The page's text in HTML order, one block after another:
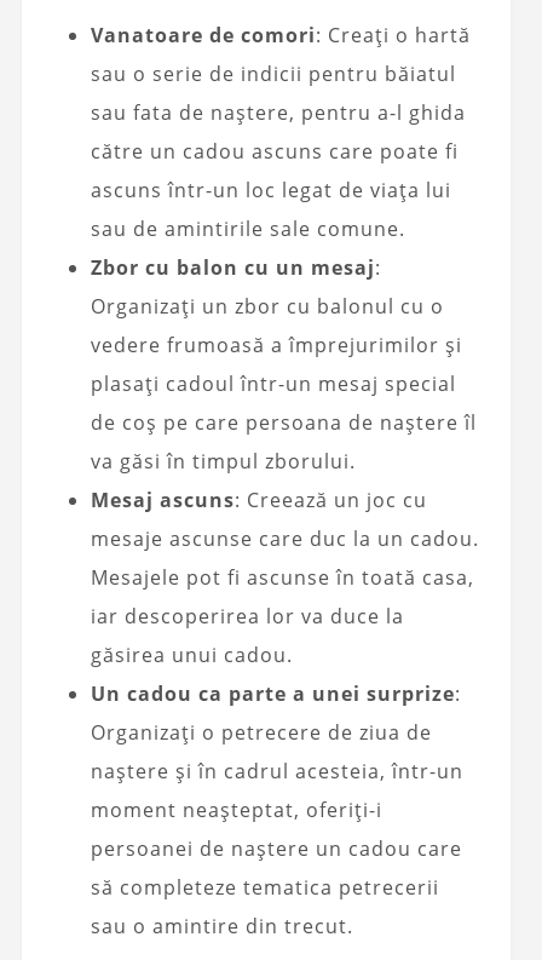
Vanatoare de comori: Creați o hartă
sau o serie de indicii pentru băiatul
sau fata de naștere, pentru a-l ghida
către un cadou ascuns care poate fi
ascuns într-un loc legat de viața lui
sau de amintirile sale comune.
Zbor cu balon cu un mesaj:
Organizați un zbor cu balonul cu o
vedere frumoasă a împrejurimilor și
plasați cadoul într-un mesaj special
de coș pe care persoana de naștere îl
va găsi în timpul zborului.
Mesaj ascuns: Creează un joc cu
mesaje ascunse care duc la un cadou.
Mesajele pot fi ascunse în toată casa,
iar descoperirea lor va duce la
găsirea unui cadou.
Un cadou ca parte a unei surprize:
Organizați o petrecere de ziua de
naștere și în cadrul acesteia, într-un
moment neașteptat, oferiți-i
persoanei de naștere un cadou care
să completeze tematica petrecerii
sau o amintire din trecut.